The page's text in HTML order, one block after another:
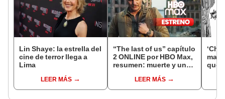
Lin Shaye: la estrella del
cine de terror llega a
Lima
LEER MÁS
“The last of us” capítulo
2 ONLINE por HBO Max,
resumen: muerte y una
LEER MÁS
qué